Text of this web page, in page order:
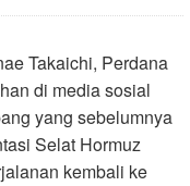
Takaichi, Perdana
di media sosial
yang sebelumnya
Selat Hormuz
kembali ke